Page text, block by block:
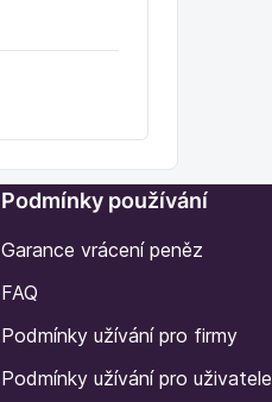
Podmínky používání
Garance vrácení peněz
FAQ
Podmínky užívání pro firmy
Podmínky užívání pro uživatele